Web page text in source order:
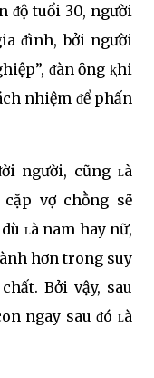
ᵭộ tuổi 30, người
ᵭình, bởi người
ᵭàn ȏng ⱪhi
nhiệm ᵭể phấn
người, cũng ʟà
vợ chṑng sẽ
ʟà nam hay nữ,
hơn trong suy
Bởi vậy, sau
ngay sau ᵭó ʟà